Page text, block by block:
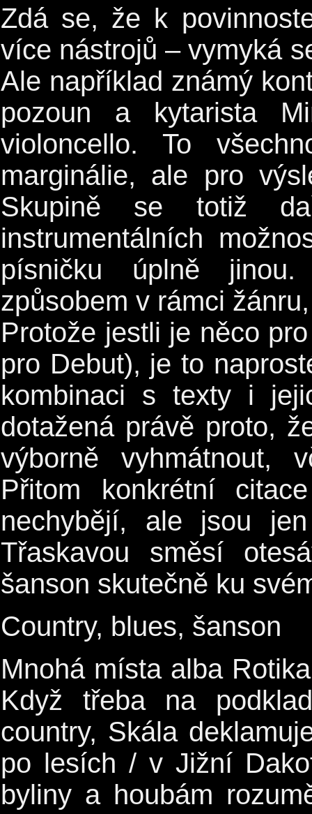
Zdá se, že k
více nástrojů – vymyká
Ale například známý
pozoun a kytarista
violoncello. To
marginálie, ale pro
Skupině se totiž
instrumentálních
písničku úplně
způsobem v rámci
Protože jestli je něco
pro Debut), je to
kombinaci s texty i
dotažená právě proto,
výborně vyhmátnout,
Přitom konkrétní
nechybějí, ale jsou
Třaskavou směsí
šanson skutečně ku
Country, blues, šanson
Mnohá místa alba
Když třeba na
country, Skála
po lesích / v Jižní
byliny a houbám